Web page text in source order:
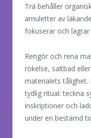
Trä behåller
amuletter av
fokuserar och
Rengör och rena
rökelse, saltbad
materialets
tydlig ritual: teckna
inskriptioner och
under en bestämd